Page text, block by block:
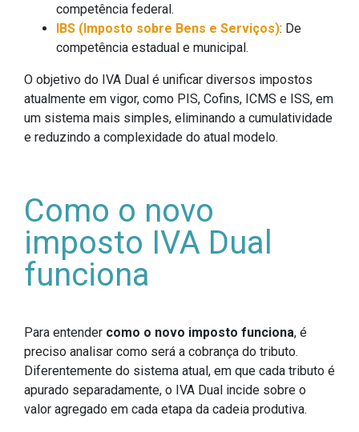
competência federal.
IBS (Imposto sobre Bens e Serviços): De
competência estadual e municipal.
O objetivo do IVA Dual é unificar diversos impostos
atualmente em vigor, como PIS, Cofins, ICMS e ISS, em
um sistema mais simples, eliminando a cumulatividade
e reduzindo a complexidade do atual modelo.
Como o novo
imposto IVA Dual
funciona
Para entender como o novo imposto funciona, é
preciso analisar como será a cobrança do tributo.
Diferentemente do sistema atual, em que cada tributo é
apurado separadamente, o IVA Dual incide sobre o
valor agregado em cada etapa da cadeia produtiva.